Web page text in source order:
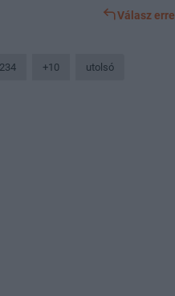
Válasz erre
234 +10 utolsó